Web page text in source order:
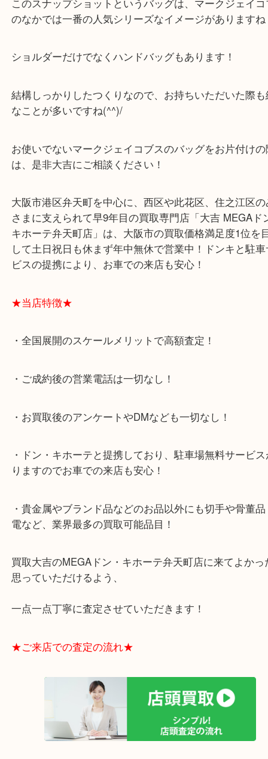
ダーの買取りブログです！
このスナップショットというバッグは、マークジェ
のなかでは一番の人気シリーズなイメージがありま
ショルダーだけでなくハンドバッグもあります！
結構しっかりしたつくりなので、お持ちいただい
は、是非大吉にご相談ください！
大阪市港区弁天町を中心に、西区や此花区、住之江
さまに支えられて早9年目の買取専門店「大吉
して土日祝日も休まず年中無休で営業中！ドンキ
ビスの提携により、お車での来店も安心！
★当店特徴★
・ご成約後の営業電話は一切なし！
・お買取後のアンケートやDMなども一切なし！
・ドン・キホーテと提携しており、駐車場無料サ
りますのでお車での来店も安心！